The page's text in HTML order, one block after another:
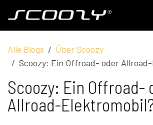
Alle Blogs
Über Scoozy
Scoozy: Ein Offroad- oder
Scoozy: Ein Offroad-
Allroad-